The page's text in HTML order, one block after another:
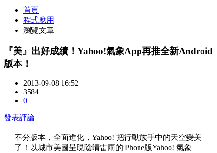
首頁
程式應用
瀏覽文章
『美』出好成績！Yahoo!氣象App再推全新Android
版本！
2013-09-08 16:52
3584
0
發表評論
不分版本，全面進化，Yahoo! 把行動族手中的天空變美
了！以城市美圖呈現陰晴雷雨的iPhone版Yahoo! 氣象